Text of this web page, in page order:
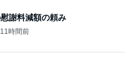
謝料減額の頼み
11時間前